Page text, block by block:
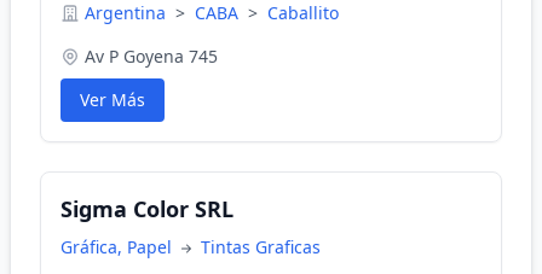
Argentina > CABA > Caballito
Av P Goyena 745
Ver Más
Sigma Color SRL
Gráfica, Papel
Tintas Graficas